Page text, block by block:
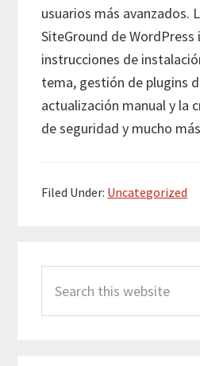
usuarios más avanzados.
SiteGround de WordPress
instrucciones de
tema, gestión de plugins
actualización manual y la
de seguridad y mucho
Filed Under: Uncategorized
Sidebar
this
website